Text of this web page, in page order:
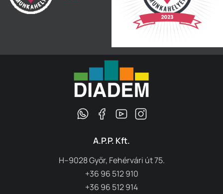
A.P.P. Kft.
H–9028 Győr, Fehérvári út 75.
+36 96 512 910
+36 96 512 914